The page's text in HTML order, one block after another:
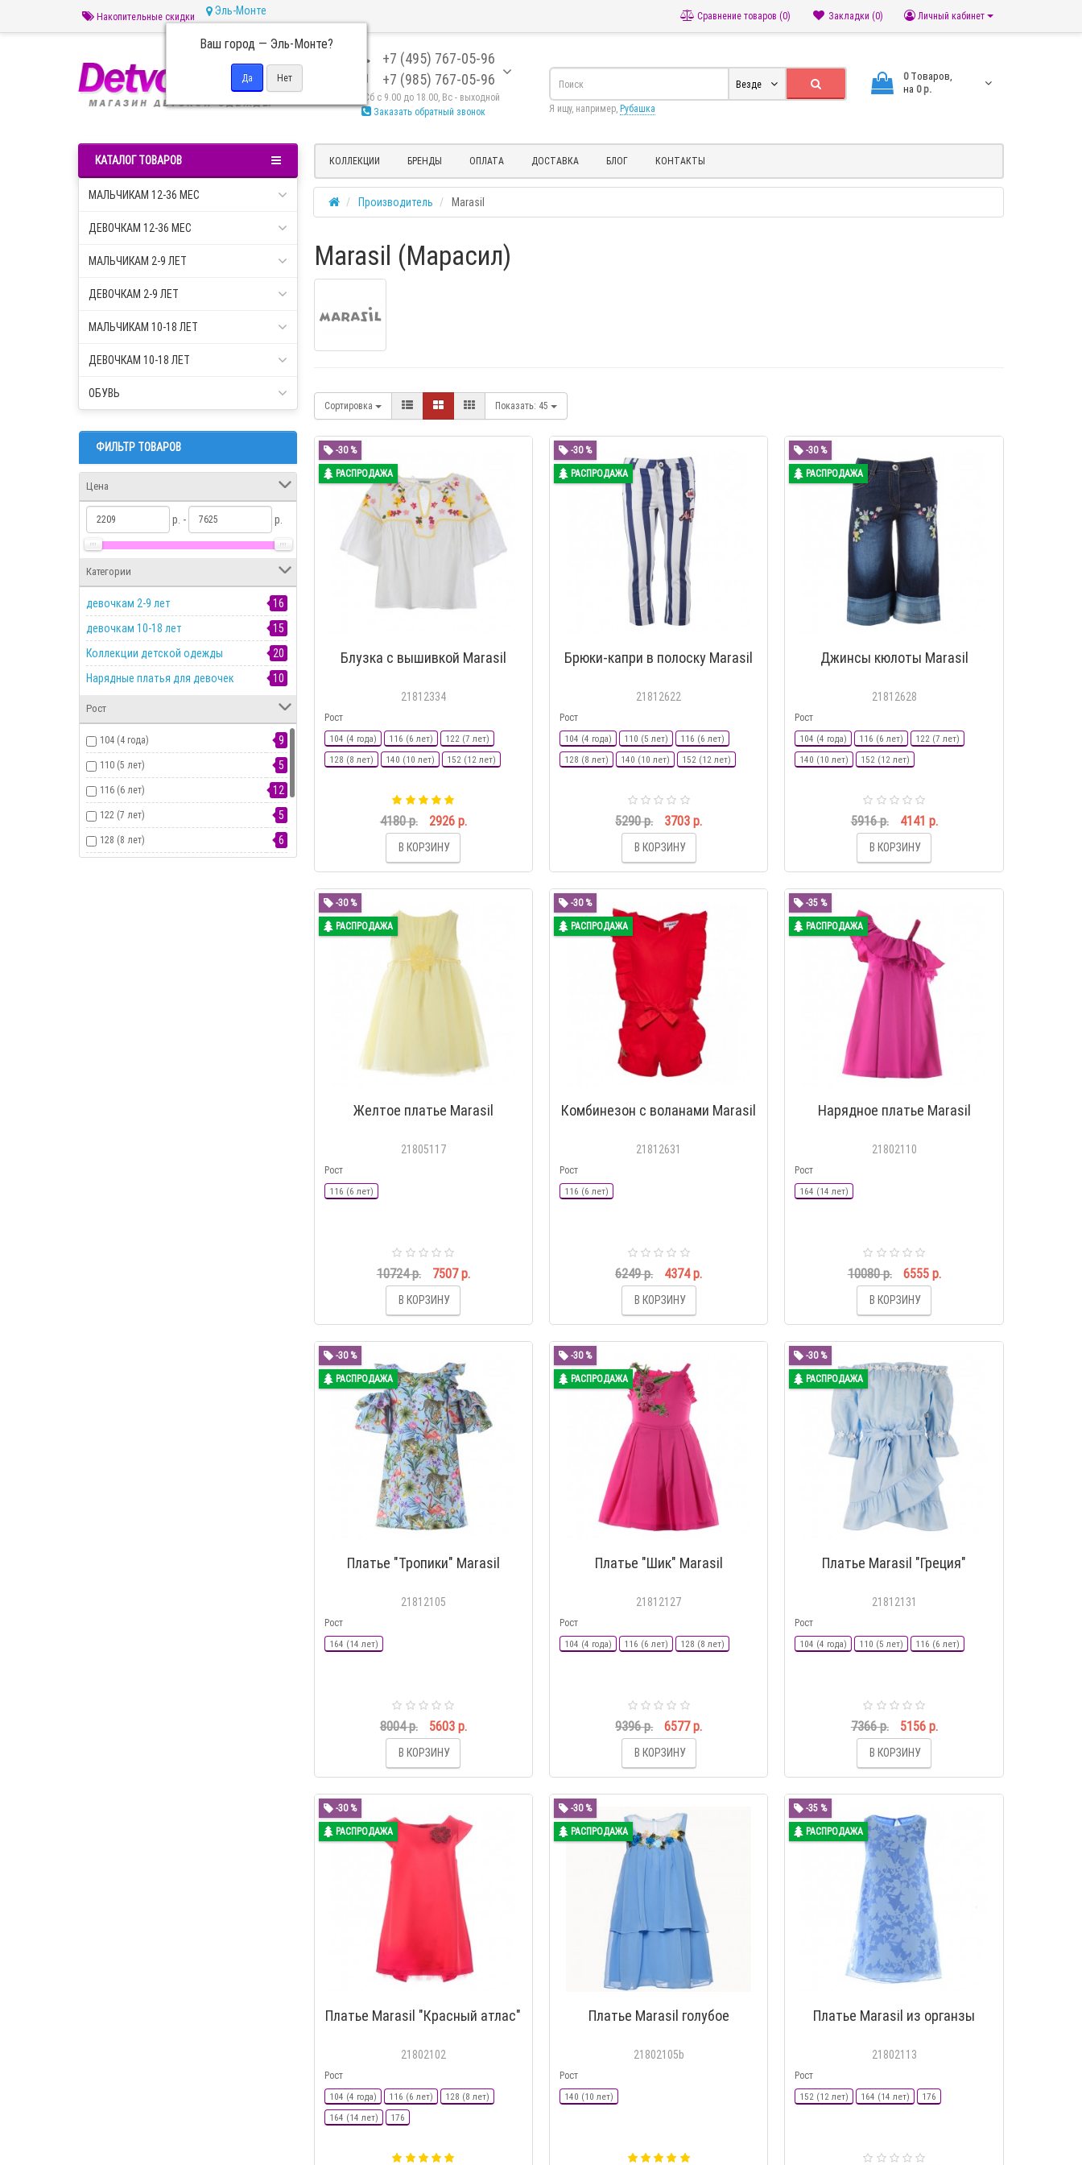
Накопительные скидки Эль-Монте
Ваш город — Эль-Монте?
Личный кабинет
Закладки (0)
Сравнение товаров (0)
+7 (495) 767-05-96
+7 (985) 767-05-96
Пн - Сб с 9.00 до 18.00, Вс - выходной
Заказать обратный звонок
0 Tоваров,
на 0 р.
Везде
Я ищу, например, Рубашка
КОЛЛЕКЦИИ БРЕНДЫ ОПЛАТА ДОСТАВКА БЛОГ КОНТАКТЫ
КАТАЛОГ ТОВАРОВ
МАЛЬЧИКАМ 12-36 МЕС
ДЕВОЧКАМ 12-36 МЕС
МАЛЬЧИКАМ 2-9 ЛЕТ
ДЕВОЧКАМ 2-9 ЛЕТ
МАЛЬЧИКАМ 10-18 ЛЕТ
ДЕВОЧКАМ 10-18 ЛЕТ
ОБУВЬ
Производитель Marasil
ФИЛЬТР ТОВАРОВ
Цена
р. - р.
Категории
девочкам 2-9 лет
16
девочкам 10-18 лет
15
Коллекции детской одежды
20
Нарядные платья для девочек
10
Рост
104 (4 года) 9
110 (5 лет) 5
116 (6 лет) 12
122 (7 лет) 5
128 (8 лет) 6
Marasil (Марасил)
Сортировка Показать: 45
-30 %
РАСПРОДАЖА
Блузка с вышивкой Marasil
21812334
Рост
104 (4 года) 116 (6 лет)
122 (7 лет)
128 (8 лет)
140 (10 лет) 152 (12 лет)
4180 р. 2926 р.
В КОРЗИНУ
-30 %
РАСПРОДАЖА
Брюки-капри в полоску Marasil
21812622
Рост
104 (4 года) 110 (5 лет)
116 (6 лет)
128 (8 лет)
140 (10 лет) 152 (12 лет)
5290 р. 3703 р.
В КОРЗИНУ
-30 %
РАСПРОДАЖА
Джинсы кюлоты Marasil
21812628
Рост
104 (4 года) 116 (6 лет)
122 (7 лет)
140 (10 лет)
152 (12 лет)
5916 р. 4141 р.
В КОРЗИНУ
-30 %
РАСПРОДАЖА
Желтое платье Marasil
21805117
Рост
116 (6 лет)
10724 р. 7507 р.
В КОРЗИНУ
-30 %
РАСПРОДАЖА
Комбинезон с воланами Marasil
21812631
Рост
116 (6 лет)
6249 р. 4374 р.
В КОРЗИНУ
-35 %
РАСПРОДАЖА
Нарядное платье Marasil
21802110
Рост
164 (14 лет)
10080 р. 6555 р.
В КОРЗИНУ
-30 %
РАСПРОДАЖА
Платье "Тропики" Marasil
21812105
Рост
164 (14 лет)
8004 р. 5603 р.
В КОРЗИНУ
-30 %
РАСПРОДАЖА
Платье "Шик" Marasil
21812127
Рост
104 (4 года) 116 (6 лет) 128 (8 лет)
9396 р. 6577 р.
В КОРЗИНУ
-30 %
РАСПРОДАЖА
Платье Marasil "Греция"
21812131
Рост
104 (4 года) 110 (5 лет) 116 (6 лет)
7366 р. 5156 р.
В КОРЗИНУ
-30 %
РАСПРОДАЖА
Платье Marasil "Красный атлас"
21802102
Рост
104 (4 года) 116 (6 лет)
128 (8 лет)
164 (14 лет)
176
-30 %
РАСПРОДАЖА
Платье Marasil голубое
21802105b
Рост
140 (10 лет)
-35 %
РАСПРОДАЖА
Платье Marasil из органзы
21802113
Рост
152 (12 лет) 164 (14 лет) 176